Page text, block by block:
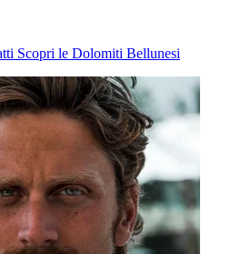
Scopri le Dolomiti Bellunesi